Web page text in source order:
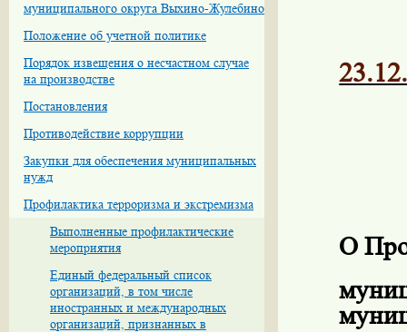
муниципального округа Выхино-Жулебино
Положение об учетной политике
Порядок извещения о несчастном случае
на производстве
Постановления
Противодействие коррупции
Закупки для обеспечения муниципальных
нужд
Профилактика терроризма и экстремизма
Выполненные профилактические
мероприятия
Единый федеральный список
организаций, в том числе
иностранных и международных
организаций, признанных в
О